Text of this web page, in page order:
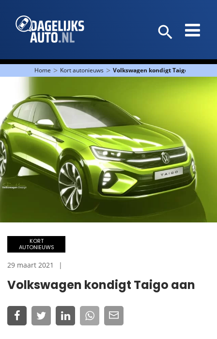
Home > Kort autonieuws > Volkswagen kondigt Taigo aan
Volkswagen kondigt Taigo aan
KORT
AUTONIEUWS
29 maart 2021